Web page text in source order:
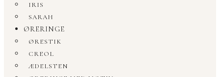
IRIS
SARAH
ØRERINGE
ØRESTIK
CREOL
ÆDELSTEN